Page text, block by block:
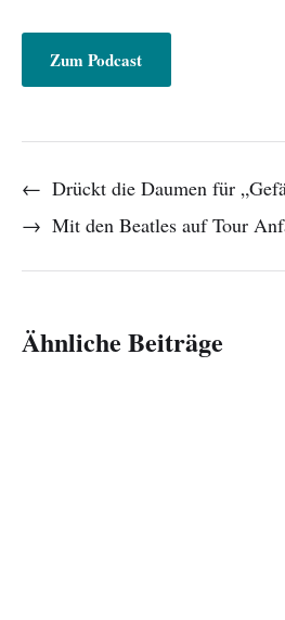
Zum Podcast
← Drückt die Daumen für
→ Mit den Beatles auf Tour
Ähnliche Beiträge